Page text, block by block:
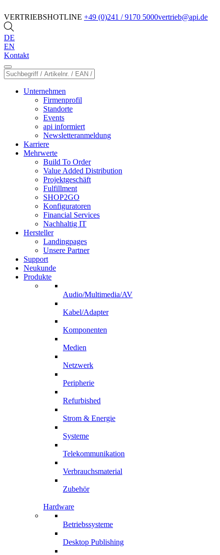
VERTRIEBSHOTLINE +49 (0)241 / 9170 5000vertrieb@api.de
DE
EN
Kontakt
Unternehmen
Firmenprofil
Standorte
Events
api informiert
Newsletteranmeldung
Karriere
Mehrwerte
Build To Order
Value Added Distribution
Projektgeschäft
Fulfillment
SHOP2GO
Konfiguratoren
Financial Services
Nachhaltig IT
Hersteller
Landingpages
Unsere Partner
Support
Neukunde
Produkte
Audio/Multimedia/AV
Kabel/Adapter
Komponenten
Medien
Netzwerk
Peripherie
Refurbished
Strom & Energie
Systeme
Telekommunikation
Verbrauchsmaterial
Zubehör
Hardware
Betriebssysteme
Desktop Publishing